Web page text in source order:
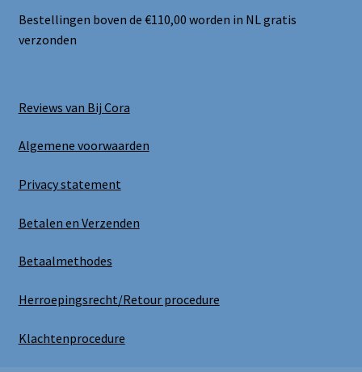
Bestellingen boven de €110,00 worden in NL gratis
verzonden
Reviews van Bij Cora
Algemene voorwaarden
Privacy statement
Betalen en Verzenden
Betaalmethodes
Herroepingsrecht/Retour procedure
Klachtenprocedure